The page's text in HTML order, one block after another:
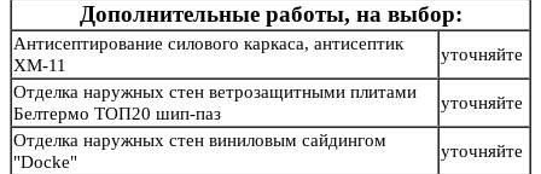
Дополнительные работы, на выбор:
Антисептирование силового каркаса, антисептик
ХМ-11
уточняйте
Отделка наружных стен ветрозащитными плитами
Белтермо ТОП20 шип-паз
уточняйте
Отделка наружных стен виниловым сайдингом
"Docke"
уточняйте